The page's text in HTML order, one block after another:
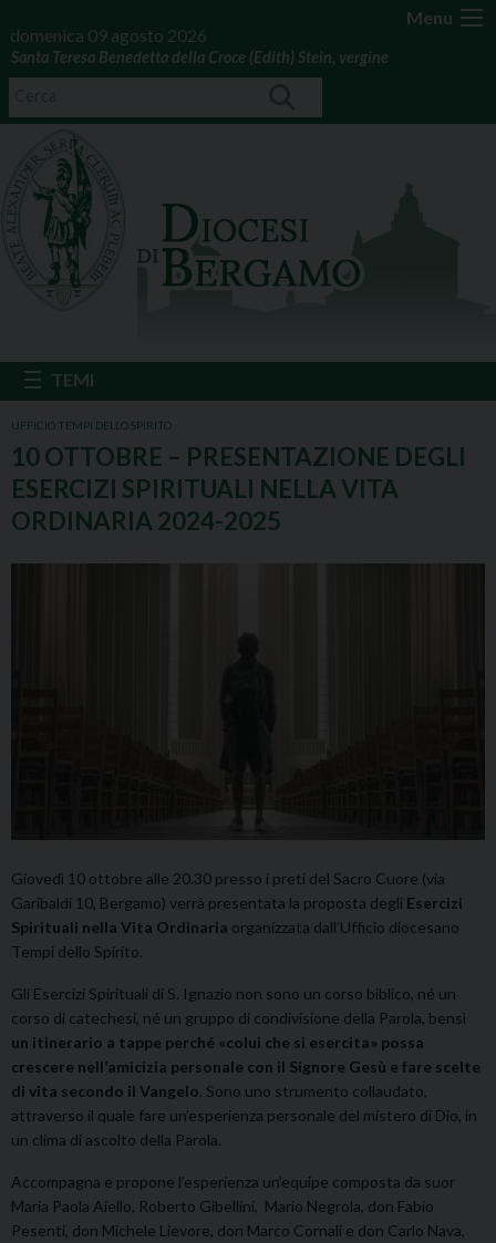
Menu
domenica 09 agosto 2026
Santa Teresa Benedetta della Croce (Edith) Stein, vergine
UFFICIO TEMPI DELLO SPIRITO
10 OTTOBRE – PRESENTAZIONE DEGLI
ESERCIZI SPIRITUALI NELLA VITA
ORDINARIA 2024-2025
Giovedì 10 ottobre alle 20.30 presso i preti del Sacro Cuore (via
Garibaldi 10, Bergamo) verrà presentata la proposta degli Esercizi
Spirituali nella Vita Ordinaria organizzata dall’Ufficio diocesano
Tempi dello Spirito.
Gli Esercizi Spirituali di S. Ignazio non sono un corso biblico, né un
corso di catechesi, né un gruppo di condivisione della Parola, bensì
un itinerario a tappe perché «colui che si esercita» possa
crescere nell’amicizia personale con il Signore Gesù e fare scelte
di vita secondo il Vangelo. Sono uno strumento collaudato,
attraverso il quale fare un’esperienza personale del mistero di Dio, in
un clima di ascolto della Parola.
Accompagna e propone l’esperienza un’equipe composta da suor
Maria Paola Aiello, Roberto Gibellini, Mario Negrola, don Fabio
Pesenti, don Michele Lievore, don Marco Cornali e don Carlo Nava,